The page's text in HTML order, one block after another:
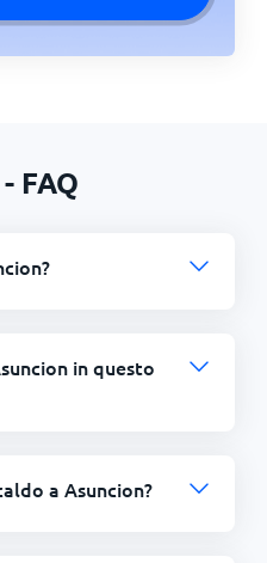
FAQ
in questo
a Asuncion?